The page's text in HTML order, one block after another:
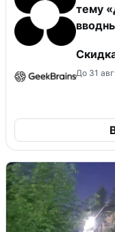
тему
До 31